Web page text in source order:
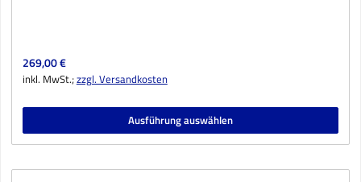
Regulärer Preis:
269,00 €
inkl. MwSt.;zzgl. Versandkosten
Ausführung auswählen